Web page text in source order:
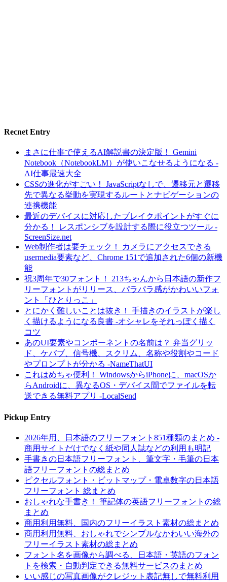
Recnet Entry
まさに仕事で使えるAI解説書の決定版！ Gemini
Notebook（NotebookLM）が使いこなせるようになる -
AI仕事最速大全
CSSの進化がすごい！ JavaScriptなしで、遷移元と遷移
先で異なる挙動を実現するルートとナビゲーションの
連携機能
最近のデバイスに対応したブレイクポイントがすぐに
分かる！ レスポンシブを設計する際に役立つツール -
ScreenSize.net
Web制作者は要チェック！ カメラにアクセスできる
usermedia要素など、Chrome 151で追加された6個の新機
能
祝3周年で30フォント！ 213ちゃんから日本語の新作フ
リーフォントがリリース、パラパラ感がかわいいフォ
ント「ひとりっこ」
とにかく難しいことは抜き！ 手描きのイラストが楽し
く描けるようになる良書 -オシャレをそれっぽく描く
コツ
あのUI要素やコンポーネントの名前は？ 弁当グリッ
ド、ケバブ、信号機、スクリム、名称や役割やコード
やプロンプトが分かる -NameThatUI
これはめちゃ便利！ WindowsからiPhoneに、macOSか
らAndroidに、異なるOS・デバイス間でファイルを転
送できる無料アプリ -LocalSend
Pickup Entry
2026年用、日本語のフリーフォント851種類のまとめ -
商用サイトだけでなく紙や同人誌などの利用も明記
手書きの日本語フリーフォント、筆文字・毛筆の日本
語フリーフォントの総まとめ
ピクセルフォント・ビットマップ・電卓数字の日本語
フリーフォント 総まとめ
おしゃれな手書き！ 筆記体の英語フリーフォントの総
まとめ
商用利用無料、国内のフリーイラスト素材の総まとめ
商用利用無料、おしゃれでシンプルなかわいい海外の
フリーイラスト素材の総まとめ
フォント名を画像から調べる、日本語・英語のフォン
トを検索・自動判定できる無料サービスのまとめ
いい感じの写真画像がクレジット表記無しで無料利用